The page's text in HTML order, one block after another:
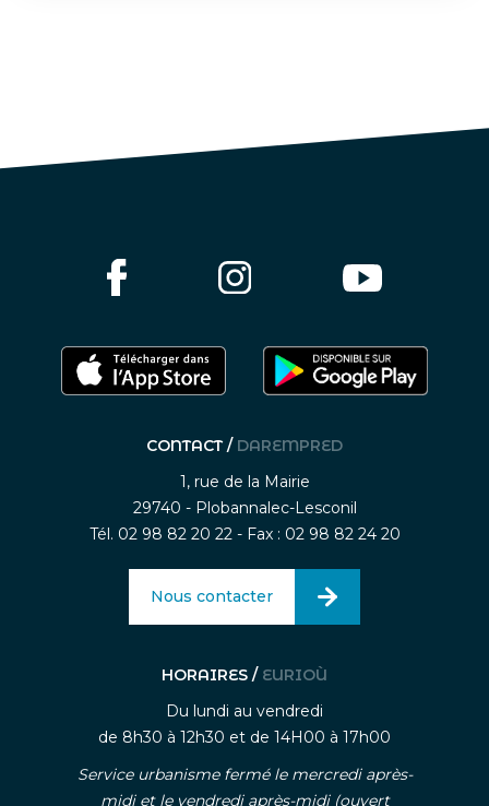
CONTACT / DAREMPRED
1, rue de la Mairie
29740 - Plobannalec-Lesconil
Tél. 02 98 82 20 22 - Fax : 02 98 82 24 20
Nous contacter
HORAIRES / EURIOÙ
Du lundi au vendredi
de 8h30 à 12h30 et de 14H00 à 17h00
Service urbanisme fermé le mercredi après-
midi et le vendredi après-midi (ouvert